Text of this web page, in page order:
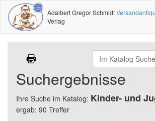
Adalbert Gregor Schmidt
Verlag
Suchergebnisse
Ihre Suche im Katalog: Kinder- und
ergab: 90 Treffer